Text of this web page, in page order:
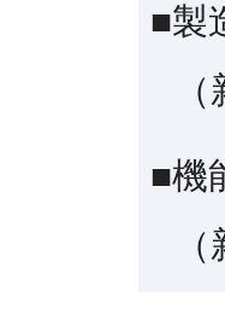
■製
■機